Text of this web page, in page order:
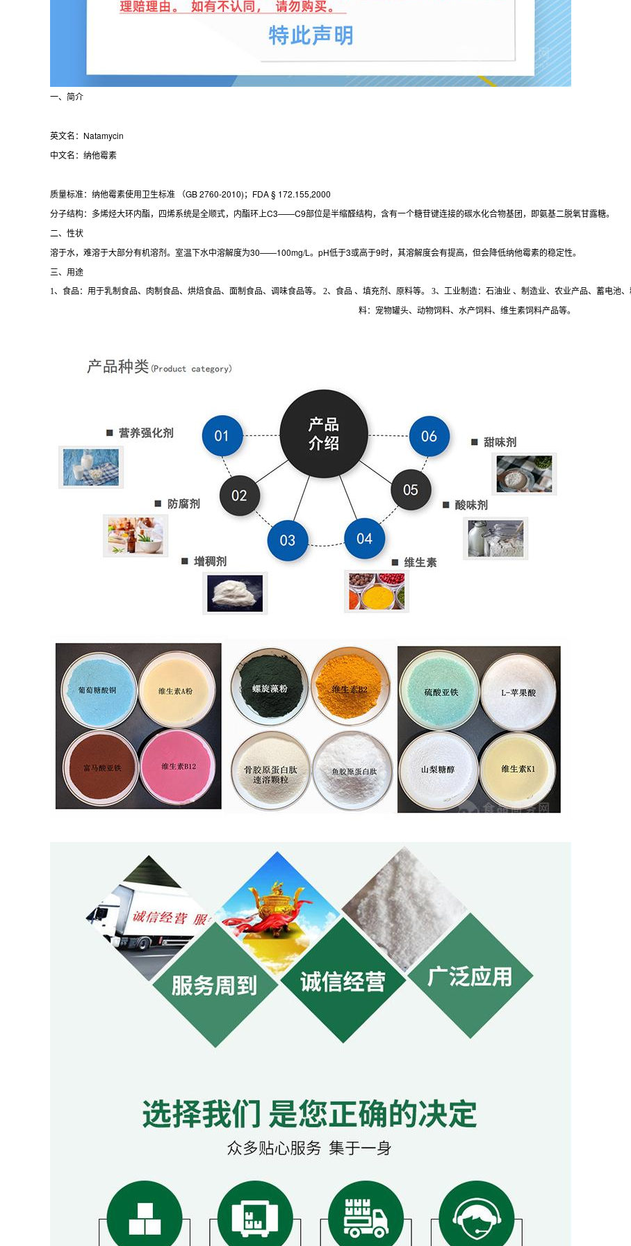
一、简介
英文名：Natamycin
中文名：纳他霉素
质量标准：纳他霉素使用卫生标准 （GB 2760-2010)；FDA § 172.155,2000
分子结构：多烯烃大环内酯，四烯系统是全顺式，内酯环上C3——C9部位是半缩醛结构，含有一个糖苷键连接的碳水化合物基团，即氨基二脱氧甘露糖。
二、性状
溶于水，难溶于大部分有机溶剂。室温下水中溶解度为30——100mg/L。pH低于3或高于9时，其溶解度会有提高，但会降低纳他霉素的稳定性。
三、用途
1、食品：用于乳制食品、肉制食品、烘焙食品、面制食品、调味食品等。 2、食品 、填充剂、原料等。 3、工业制造：石油业 、制造业、农业产品、蓄电池
料：宠物罐头、动物饲料、水产饲料、维生素饲料产品等。